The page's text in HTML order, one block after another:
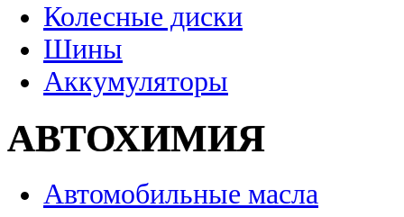
Колесные диски
Шины
Аккумуляторы
АВТОХИМИЯ
Автомобильные масла